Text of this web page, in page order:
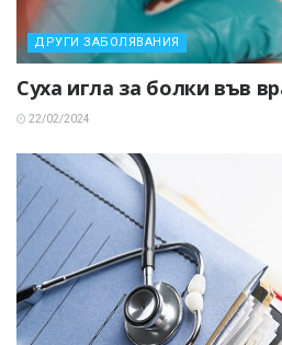
ДРУГИ ЗАБОЛЯВАНИЯ
Суха игла за болки във
22/02/2024